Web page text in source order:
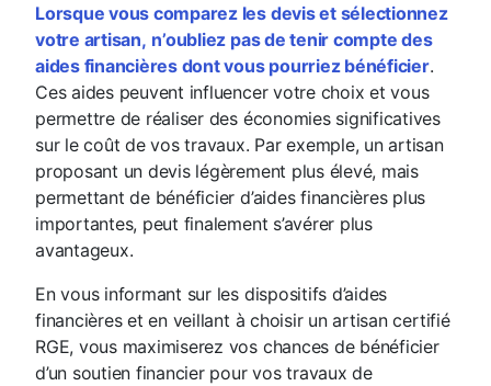
Lorsque vous comparez les devis et sélectionnez
votre artisan, n’oubliez pas de tenir compte des
aides financières dont vous pourriez bénéficier.
Ces aides peuvent influencer votre choix et vous
permettre de réaliser des économies significatives
sur le coût de vos travaux. Par exemple, un artisan
proposant un devis légèrement plus élevé, mais
permettant de bénéficier d’aides financières plus
importantes, peut finalement s’avérer plus
avantageux.
En vous informant sur les dispositifs d’aides
financières et en veillant à choisir un artisan certifié
RGE, vous maximiserez vos chances de bénéficier
d’un soutien financier pour vos travaux de